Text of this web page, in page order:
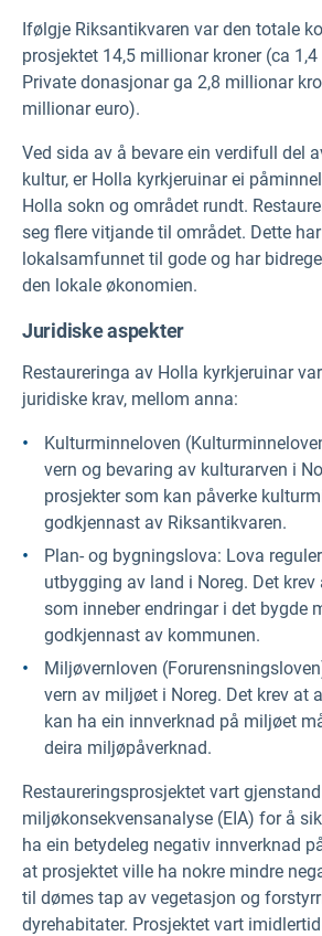
Ifølgje Riksantikvaren var den totale
prosjektet 14,5 millionar kroner (ca
Private donasjonar ga 2,8 millionar
millionar euro).
Ved sida av å bevare ein verdifull del
kultur, er Holla kyrkjeruinar ei
Holla sokn og området rundt.
seg flere vitjande til området. Dette
lokalsamfunnet til gode og har
den lokale økonomien.
Juridiske aspekter
Restaureringa av Holla kyrkjeruinar
juridiske krav, mellom anna:
Kulturminneloven
vern og bevaring av kulturarven i
prosjekter som kan påverke
godkjennast av Riksantikvaren.
Plan- og bygningslova: Lova
utbygging av land i Noreg. Det
som inneber endringar i det bygde
godkjennast av kommunen.
Miljøvernloven
vern av miljøet i Noreg. Det krev at
kan ha ein innverknad på miljøet
deira miljøpåverknad.
Restaureringsprosjektet vart
miljøkonsekvensanalyse (EIA) for å
ha ein betydeleg negativ innverknad
at prosjektet ville ha nokre mindre
til dømes tap av vegetasjon og
dyrehabitater. Prosjektet vart